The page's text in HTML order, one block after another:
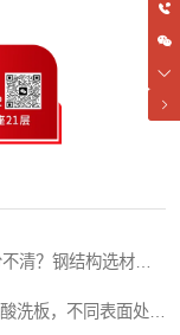
清？钢结构选材不
洗板，不同表面处理